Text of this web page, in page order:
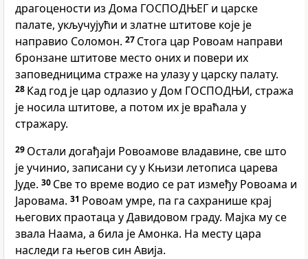
драгоцености из Дома ГОСПОДЊЕГ и царске
палате, укључујући и златне штитове које је
направио Соломон. 27 Стога цар Ровоам направи
бронзане штитове место оних и повери их
заповедницима страже на улазу у царску палату.
28 Кад год је цар одлазио у Дом ГОСПОДЊИ, стража
је носила штитове, а потом их је враћала у
стражару.
29 Остали догађаји Ровоамове владавине, све што
је учинио, записани су у Књизи летописа царева
Јуде. 30 Све то време водио се рат између Ровоама и
Јаровама. 31 Ровоам умре, па га сахранише крај
његових праотаца у Давидовом граду. Мајка му се
звала Наама, а била је Амонка. На месту цара
наследи га његов син Авија.